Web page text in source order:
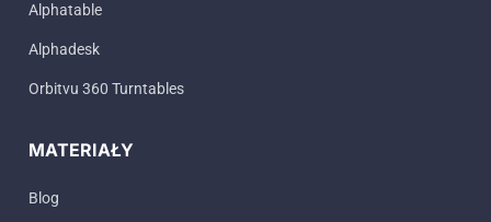
Alphatable
Alphadesk
Orbitvu 360 Turntables
MATERIAŁY
Blog